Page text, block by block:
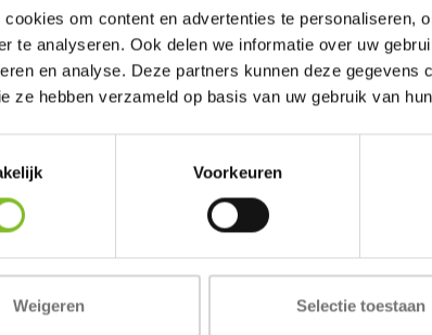
cookies om content en advertenties te personaliseren,
te analyseren. Ook delen we informatie over uw
en analyse. Deze partners kunnen deze gegevens
ze hebben verzameld op basis van uw gebruik van
Voorkeuren
Weigeren Selectie toestaan
product..